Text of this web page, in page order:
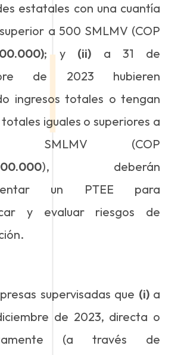
estatales con una cuantía
a 500 SMLMV (COP
; y (ii) a 31 de
de 2023 hubieren
ingresos totales o tengan
iguales o superiores a
SMLMV (COP
), deberán
un PTEE para
y evaluar riesgos de
supervisadas que (i)a
de 2023, directa o
(a través de